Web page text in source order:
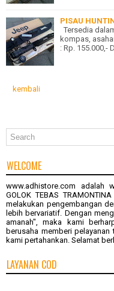
PISAU
Tersedia
kompas,
: Rp. 155.000,-
kembali
WELCOME
www.adhistore.com adalah
GOLOK TEBAS
melakukan pengembangan
lebih bervariatif. Dengan
amanah", maka kami
berusaha memberi
kami pertahankan. Selamat
LAYANAN COD